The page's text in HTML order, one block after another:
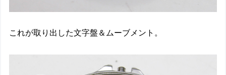
これが取り出した文字盤＆ムーブメント。